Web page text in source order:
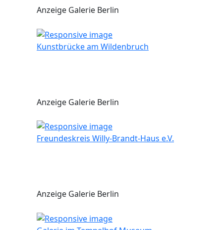
Anzeige Galerie Berlin
Kunstbrücke am Wildenbruch
Anzeige Galerie Berlin
Freundeskreis Willy-Brandt-Haus e.V.
Anzeige Galerie Berlin